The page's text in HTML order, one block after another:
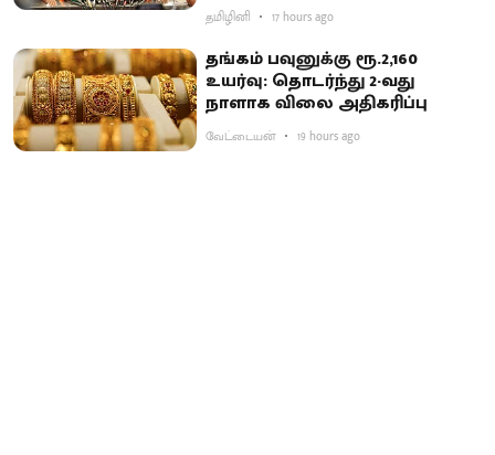
தமிழினி 17 hours ago
தங்கம் பவுனுக்கு ரூ.2,160
உயர்வு: தொடர்ந்து 2-வது
நாளாக விலை அதிகரிப்பு
வேட்டையன் 19 hours ago